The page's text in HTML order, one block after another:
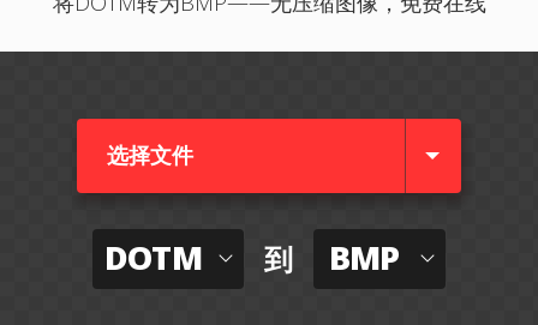
选择文件
DOTM 到 BMP